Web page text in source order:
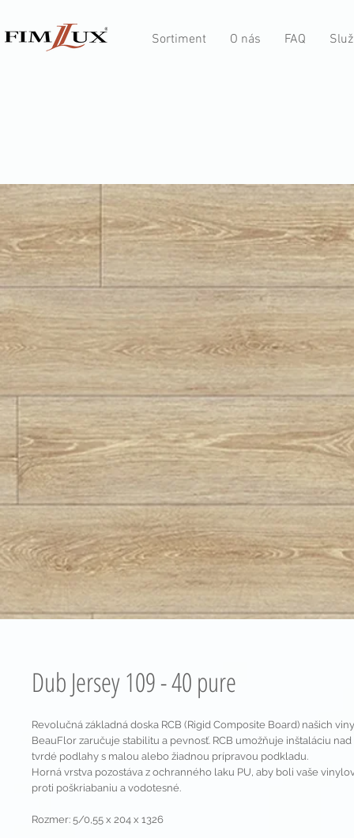
Sortiment O nás FAQ
Dub Jersey 109 - 40 pure
Revolučná základná doska RCB (Rigid Composite Board) našich
BeauFlor zaručuje stabilitu a pevnosť. RCB umožňuje inštaláciu
tvrdé podlahy s malou alebo žiadnou prípravou podkladu.
Horná vrstva pozostáva z ochranného laku PU, aby boli vaše
proti poškriabaniu a vodotesné.
Rozmer: 5/0,55 x 204 x 1326